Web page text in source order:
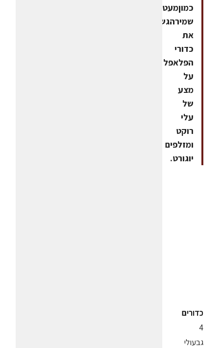
כמוןמעט
שמירהגשהמניחים
את
כדורי
הפלאפל
על
מצע
של
עלי
רוקט
ומזלפים
יוגורט.
כדורים
4
גבעולי